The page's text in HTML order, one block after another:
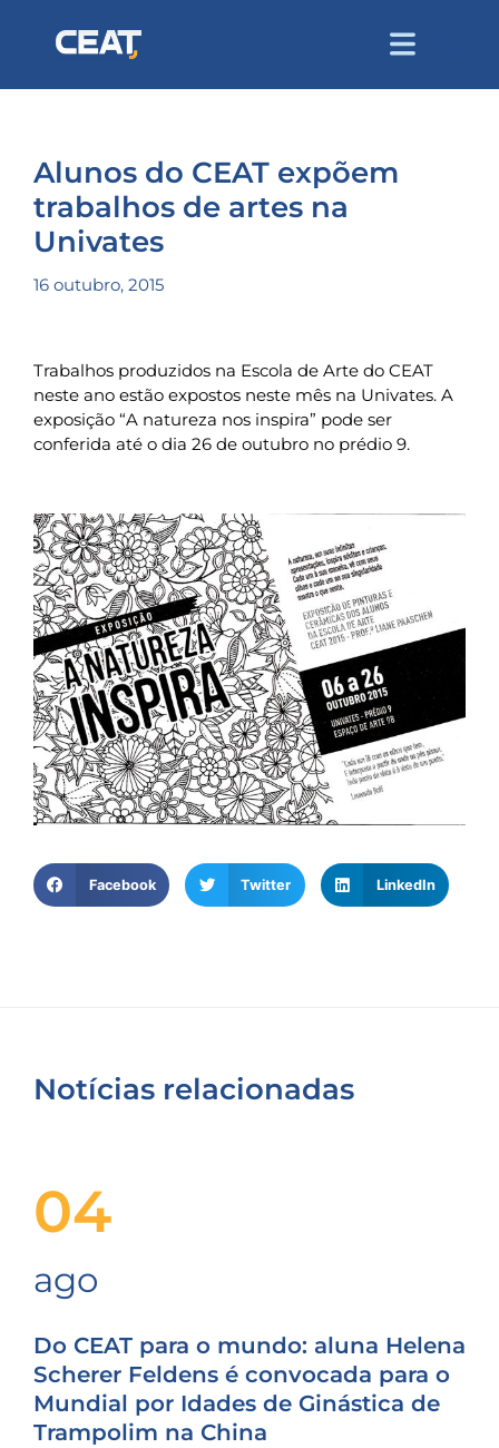
Alunos do CEAT expõem
trabalhos de artes na
Univates
16 outubro, 2015
Trabalhos produzidos na Escola de Arte do CEAT
neste ano estão expostos neste mês na Univates. A
exposição “A natureza nos inspira” pode ser
conferida até o dia 26 de outubro no prédio 9.
Facebook Twitter LinkedIn
Notícias relacionadas
04
ago
Do CEAT para o mundo: aluna Helena
Scherer Feldens é convocada para o
Mundial por Idades de Ginástica de
Trampolim na China